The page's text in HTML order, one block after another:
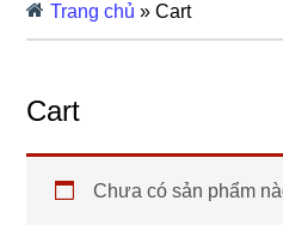
Trang chủ »Cart
Cart
Chưa có sản phẩm